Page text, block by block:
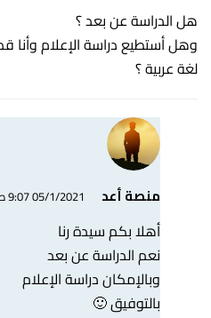
هل الدراسة عن بعد ؟
وهل أستطيع دراسة الإعلام
لغة عربية ؟
منصة أعد 05/1/2021 9:07 ص
أهلا بكم سيدة رنا
نعم الدراسة عن بعد
وبالإمكان دراسة الإعلام
بالتوفيق 🙂